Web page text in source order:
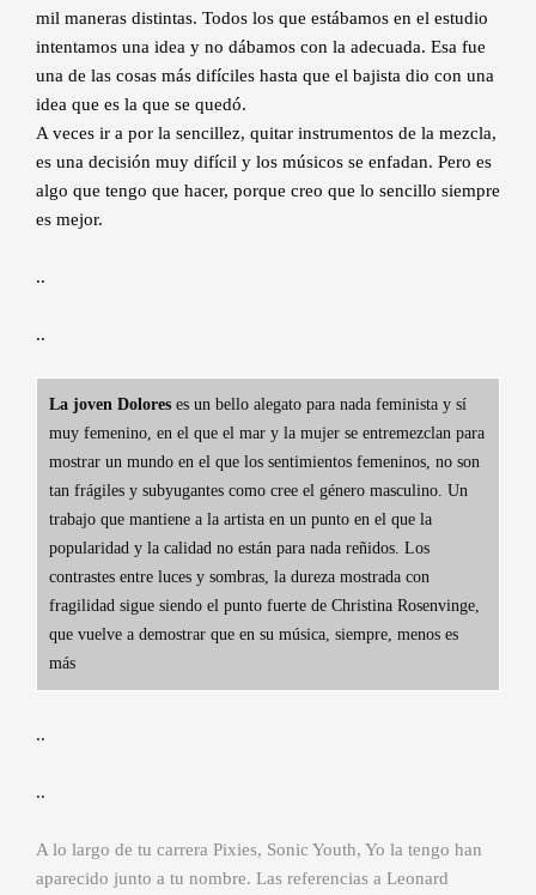
mil maneras distintas. Todos los que estábamos en el estudio
intentamos una idea y no dábamos con la adecuada. Esa fue
una de las cosas más difíciles hasta que el bajista dio con una
idea que es la que se quedó.
A veces ir a por la sencillez, quitar instrumentos de la mezcla,
es una decisión muy difícil y los músicos se enfadan. Pero es
algo que tengo que hacer, porque creo que lo sencillo siempre
es mejor.
..
..
La joven Dolores es un bello alegato para nada feminista y sí
muy femenino, en el que el mar y la mujer se entremezclan para
mostrar un mundo en el que los sentimientos femeninos, no son
tan frágiles y subyugantes como cree el género masculino. Un
trabajo que mantiene a la artista en un punto en el que la
popularidad y la calidad no están para nada reñidos. Los
contrastes entre luces y sombras, la dureza mostrada con
fragilidad sigue siendo el punto fuerte de Christina Rosenvinge,
que vuelve a demostrar que en su música, siempre, menos es
más
..
..
A lo largo de tu carrera Pixies, Sonic Youth, Yo la tengo han
aparecido junto a tu nombre. Las referencias a Leonard